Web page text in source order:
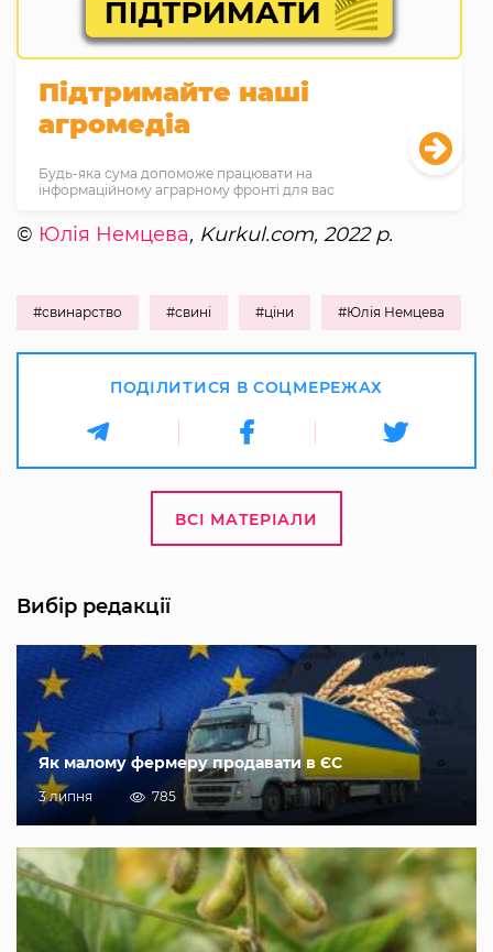
Підтримайте наші
агромедіа
Будь-яка сума допоможе працювати на
інформаційному аграрному фронті для вас
© Юлія Немцева, Kurkul.com, 2022 р.
#свинарство #свині #ціни #Юлія Немцева
ПОДІЛИТИСЯ В СОЦМЕРЕЖАХ
ВСІ МАТЕРІАЛИ
Вибір редакції
Як малому фермеру продавати в ЄС
3 липня 785